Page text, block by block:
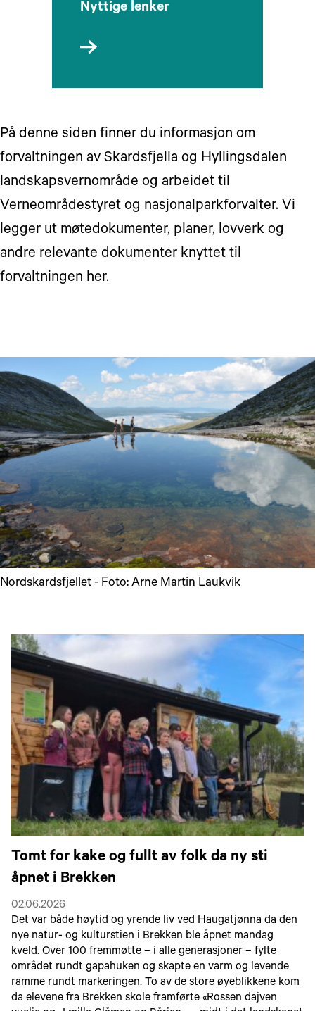
Nyttige lenker
På denne siden finner du informasjon om
forvaltningen av Skardsfjella og Hyllingsdalen
landskapsvernområde og arbeidet til
Verneområdestyret og nasjonalparkforvalter. Vi
legger ut møtedokumenter, planer, lovverk og
andre relevante dokumenter knyttet til
forvaltningen her.
Nordskardsfjellet - Foto: Arne Martin Laukvik
Tomt for kake og fullt av folk da ny sti
åpnet i Brekken
02.06.2026
Det var både høytid og yrende liv ved Haugatjønna da den
nye natur- og kulturstien i Brekken ble åpnet mandag
kveld. Over 100 fremmøtte – i alle generasjoner – fylte
området rundt gapahuken og skapte en varm og levende
ramme rundt markeringen. To av de store øyeblikkene kom
da elevene fra Brekken skole framførte «Rossen dajven